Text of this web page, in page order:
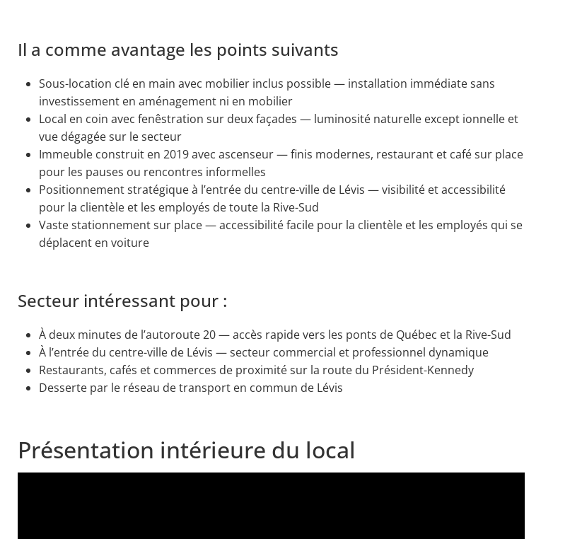
Il a comme avantage les points suivants
Sous-location clé en main avec mobilier inclus possible — installation immédiate sans
investissement en aménagement ni en mobilier
Local en coin avec fenêstration sur deux façades — luminosité naturelle except ionnelle et
vue dégagée sur le secteur
Immeuble construit en 2019 avec ascenseur — finis modernes, restaurant et café sur place
pour les pauses ou rencontres informelles
Positionnement stratégique à l’entrée du centre-ville de Lévis — visibilité et accessibilité
pour la clientèle et les employés de toute la Rive-Sud
Vaste stationnement sur place — accessibilité facile pour la clientèle et les employés qui se
déplacent en voiture
Secteur intéressant pour :
À deux minutes de l’autoroute 20 — accès rapide vers les ponts de Québec et la Rive-Sud
À l’entrée du centre-ville de Lévis — secteur commercial et professionnel dynamique
Restaurants, cafés et commerces de proximité sur la route du Président-Kennedy
Desserte par le réseau de transport en commun de Lévis
Présentation intérieure du local